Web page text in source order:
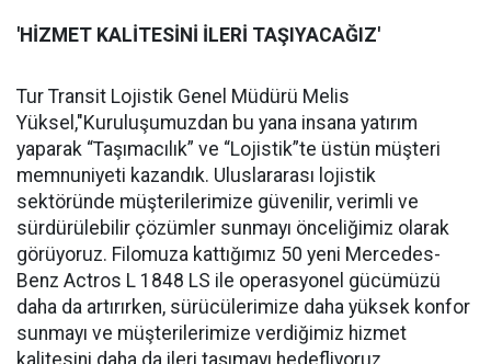
'HİZMET KALİTESİNİ İLERİ TAŞIYACAĞIZ'
Tur Transit Lojistik Genel Müdürü Melis
Yüksel,"Kuruluşumuzdan bu yana insana yatırım
yaparak “Taşımacılık” ve “Lojistik”te üstün müşteri
memnuniyeti kazandık. Uluslararası lojistik
sektöründe müşterilerimize güvenilir, verimli ve
sürdürülebilir çözümler sunmayı önceliğimiz olarak
görüyoruz. Filomuza kattığımız 50 yeni Mercedes-
Benz Actros L 1848 LS ile operasyonel gücümüzü
daha da artırırken, sürücülerimize daha yüksek konfor
sunmayı ve müşterilerimize verdiğimiz hizmet